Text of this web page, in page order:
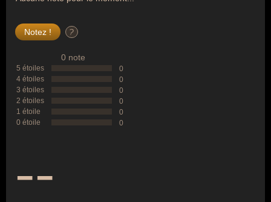
?
0 note
5 étoiles
0
4 étoiles
0
3 étoiles
0
2 étoiles
0
1 étoile
0
0 étoile
0
--